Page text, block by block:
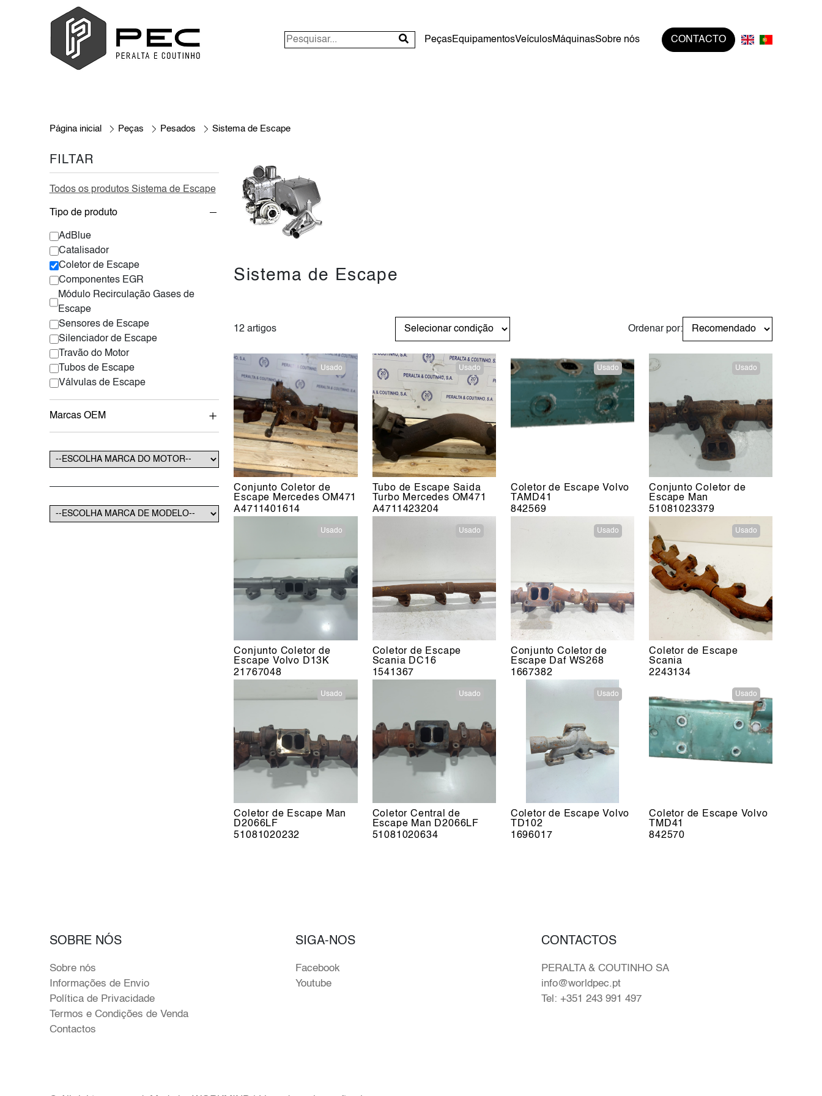
PeçasEquipamentosVeículosMáquinasSobre nós CONTACTO
Página inicial Peças Pesados Sistema de Escape
FILTAR
Todos os produtos Sistema de Escape
Tipo de produto
AdBlue
Catalisador
Coletor de Escape
Componentes EGR
Módulo Recirculação Gases de
Escape
Sensores de Escape
Silenciador de Escape
Travão do Motor
Tubos de Escape
Válvulas de Escape
Marcas OEM
Sistema de Escape
12 artigos Ordenar por:
Usado
Conjunto Coletor de
Escape Mercedes OM471
A4711401614
Usado
Tubo de Escape Saida
Turbo Mercedes OM471
A4711423204
Usado
Coletor de Escape Volvo
TAMD41
842569
Usado
Conjunto Coletor de
Escape Man
51081023379
Usado
Conjunto Coletor de
Escape Volvo D13K
21767048
Usado
Coletor de Escape
Scania DC16
1541367
Usado
Conjunto Coletor de
Escape Daf WS268
1667382
Usado
Coletor de Escape
Scania
2243134
Usado
Coletor de Escape Man
D2066LF
51081020232
Usado
Coletor Central de
Escape Man D2066LF
51081020634
Usado
Coletor de Escape Volvo
TD102
1696017
Usado
Coletor de Escape Volvo
TMD41
842570
SOBRE NÓS
Sobre nós
Informações de Envio
Política de Privacidade
Termos e Condições de Venda
Contactos
SIGA-NOS
Facebook
Youtube
CONTACTOS
PERALTA & COUTINHO SA
info@worldpec.pt
Tel: +351 243 991 497